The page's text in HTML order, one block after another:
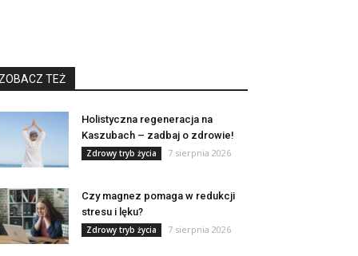
ZOBACZ TEŻ
Holistyczna regeneracja na
Kaszubach – zadbaj o zdrowie!
Zdrowy tryb życia 7 sierpnia 2026
Czy magnez pomaga w redukcji
stresu i lęku?
Zdrowy tryb życia 7 sierpnia 2026